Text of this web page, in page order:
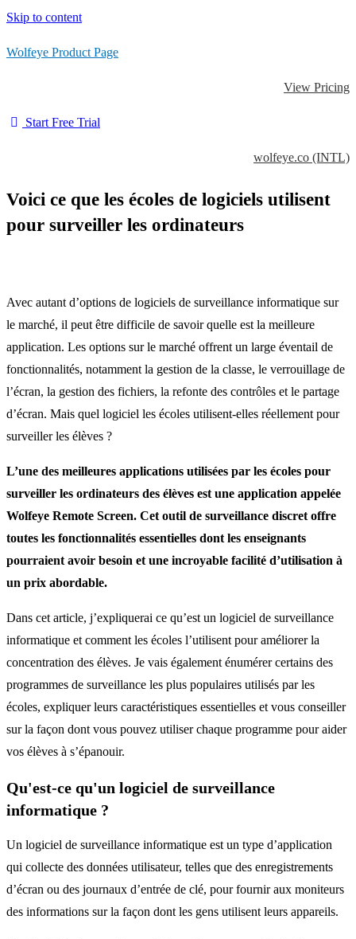
Skip to content
Wolfeye Product Page
View Pricing
Start Free Trial
wolfeye.co (INTL)
Voici ce que les écoles de logiciels utilisent
pour surveiller les ordinateurs
Avec autant d’options de logiciels de surveillance informatique sur
le marché, il peut être difficile de savoir quelle est la meilleure
application. Les options sur le marché offrent un large éventail de
fonctionnalités, notamment la gestion de la classe, le verrouillage de
l’écran, la gestion des fichiers, la refonte des contrôles et le partage
d’écran. Mais quel logiciel les écoles utilisent-elles réellement pour
surveiller les élèves ?
L’une des meilleures applications utilisées par les écoles pour
surveiller les ordinateurs des élèves est une application appelée
Wolfeye Remote Screen. Cet outil de surveillance discret offre
toutes les fonctionnalités essentielles dont les enseignants
pourraient avoir besoin et une incroyable facilité d’utilisation à
un prix abordable.
Dans cet article, j’expliquerai ce qu’est un logiciel de surveillance
informatique et comment les écoles l’utilisent pour améliorer la
concentration des élèves. Je vais également énumérer certains des
programmes de surveillance les plus populaires utilisés par les
écoles, expliquer leurs caractéristiques essentielles et vous conseiller
sur la façon dont vous pouvez utiliser chaque programme pour aider
vos élèves à s’épanouir.
Qu'est-ce qu'un logiciel de surveillance
informatique ?
Un logiciel de surveillance informatique est un type d’application
qui collecte des données utilisateur, telles que des enregistrements
d’écran ou des journaux d’entrée de clé, pour fournir aux moniteurs
des informations sur la façon dont les gens utilisent leurs appareils.